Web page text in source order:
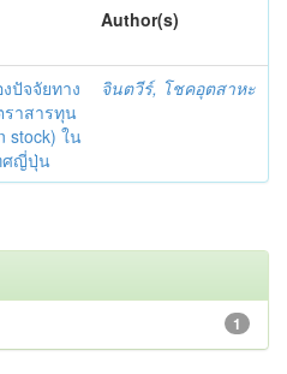
Author(s)
ปัจจัยทาง
ราสารทุน
stock) ใน
ศญี่ปุ่น
จินตวีร์, โชคอุตสาหะ
1